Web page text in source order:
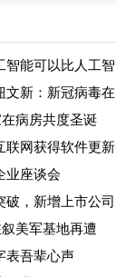
智能可以比人工智
新：新冠病毒在
病房共度圣诞
联网获得软件更新
业座谈会
破，新增上市公司
美军基地再遭
表吾辈心声